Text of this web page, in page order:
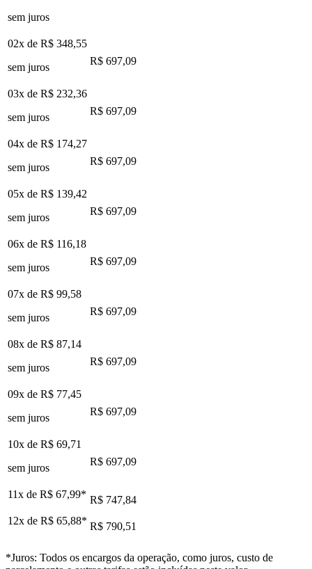
sem juros
02x de R$ 348,55
sem juros
R$ 697,09
03x de R$ 232,36
sem juros
R$ 697,09
04x de R$ 174,27
sem juros
R$ 697,09
05x de R$ 139,42
sem juros
R$ 697,09
06x de R$ 116,18
sem juros
R$ 697,09
07x de R$ 99,58
sem juros
R$ 697,09
08x de R$ 87,14
sem juros
R$ 697,09
09x de R$ 77,45
sem juros
R$ 697,09
10x de R$ 69,71
sem juros
R$ 697,09
11x de R$ 67,99* R$ 747,84
12x de R$ 65,88* R$ 790,51
*Juros: Todos os encargos da operação, como juros, custo de